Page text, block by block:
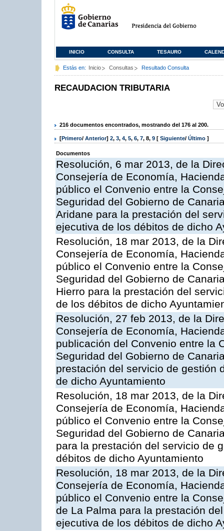
INICIO CONSULTA TESAURO
Estás en: Inicio Consultas Resultado Consulta
RECAUDACION TRIBUTARIA
216 documentos encontrados, mostrando del 176 al 200.
[Primero/ Anterior] 2, 3, 4, 5, 6, 7, 8, 9 [ Siguiente/ Último ]
Documentos
Resolución, 6 mar 2013, de la
Consejería de Economía,
público el Convenio entre la
Seguridad del Gobierno de
Aridane para la prestación del
ejecutiva de los débitos de dicho
Resolución, 18 mar 2013, de la
Consejería de Economía,
público el Convenio entre la
Seguridad del Gobierno de
Hierro para la prestación del
de los débitos de dicho
Resolución, 27 feb 2013, de la
Consejería de Economía,
publicación del Convenio entre la
Seguridad del Gobierno de
prestación del servicio de gestión
de dicho Ayuntamiento
Resolución, 18 mar 2013, de la
Consejería de Economía,
público el Convenio entre la
Seguridad del Gobierno de
para la prestación del servicio de
débitos de dicho Ayuntamiento
Resolución, 18 mar 2013, de la
Consejería de Economía,
público el Convenio entre la
de La Palma para la prestación
ejecutiva de los débitos de dicho